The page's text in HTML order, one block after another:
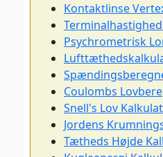
Kontaktlinse
Psychrometrisk
Coulombs
Snell's Lov
Jordens
Tætheds Højde